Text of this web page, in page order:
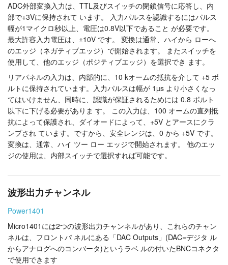
ADC外部変換入力は、TTL及びスイッチの閉鎖信号に応答し、内
部で+3Vに保持されて います。 入力パルスを認識するにはパルス
幅が1マイクロ秒以上、電圧は0.8V以下であること が必要です。
最大許容入力電圧は、±10V です。 変換は通常、ハイから ローへ
のエッジ（ネガティブエッジ）で開始されます。 またスイッチを
使用して、他のエッジ（ポジティブエッジ）を選択でき ます。
リアパネルの入力は、内部的に、10 kオームの抵抗を介して +5 ボ
ルトに保持されています。入力パルスは幅が 1µs より小さくなっ
てはいけません、同時に、認識が保証されるためには 0.8 ボルト
以下に下げる必要がありま す。 この入力は、100 オームの直列抵
抗によって保護され、ダイオードによって、+5V とアースにクラ
ンプされ ています。ですから、安全レンジは、0 から +5V です。
変換は、通常、ハイ ツー ロー エッジで開始されます。 他のエッ
ジの使用は、内部スイッチで選択すれば可能です。
波形出力チャンネル
Power1401
Micro1401には2つの波形出力チャンネルがあり、これらのチャン
ネルは、フロントパ ネルにある「DAC Outputs」(DAC=デジタ ル
からアナログへのコンバータ)というラベ ルの付いたBNCコネクタ
で使用できます